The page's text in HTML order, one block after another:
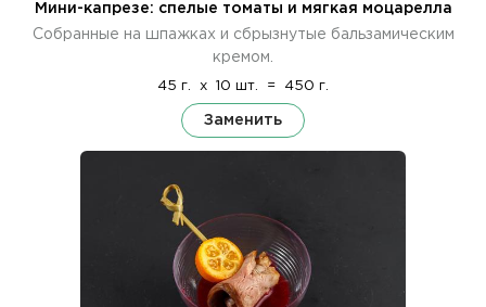
Мини-капрезе: спелые томаты и мягкая моцарелла
Собранные на шпажках и сбрызнутые бальзамическим
кремом.
45 г. x 10 шт. = 450 г.
Заменить